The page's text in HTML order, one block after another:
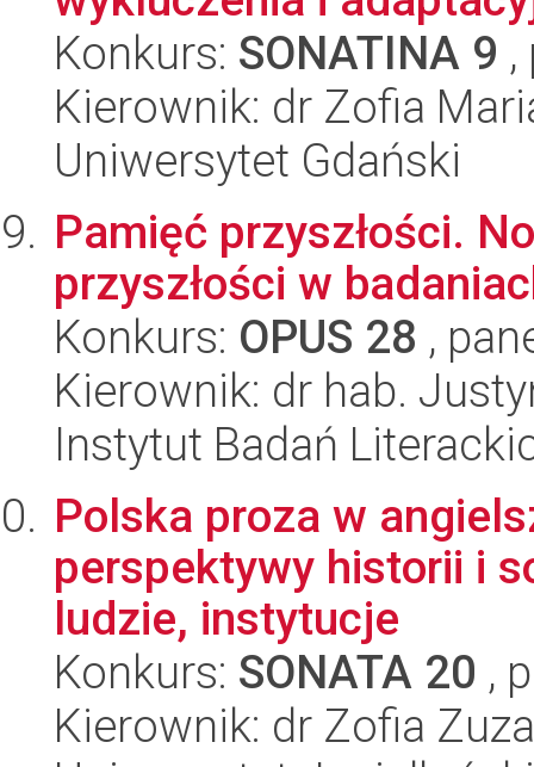
Konkurs: SONATINA 9
Kierownik: dr Zofia
Uniwersytet Gdański
Pamięć przyszłości.
przyszłości w
Konkurs: OPUS 28 ,
Kierownik: dr hab.
Instytut Badań
Polska proza w
perspektywy historii i
ludzie, instytucje
Konkurs: SONATA 20 ,
Kierownik: dr Zofia